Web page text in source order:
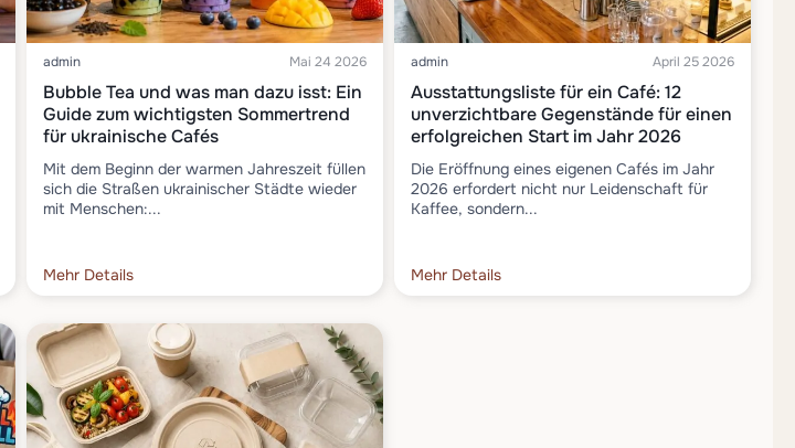
admin Mai 24 2026
Bubble Tea und was man dazu isst: Ein
Guide zum wichtigsten Sommertrend
für ukrainische Cafés
Mit dem Beginn der warmen Jahreszeit füllen
sich die Straßen ukrainischer Städte wieder
mit Menschen:...
Mehr Details
admin April 25 2026
Ausstattungsliste für ein Café: 12
unverzichtbare Gegenstände für einen
erfolgreichen Start im Jahr 2026
Die Eröffnung eines eigenen Cafés im Jahr
2026 erfordert nicht nur Leidenschaft für
Kaffee, sondern...
Mehr Details